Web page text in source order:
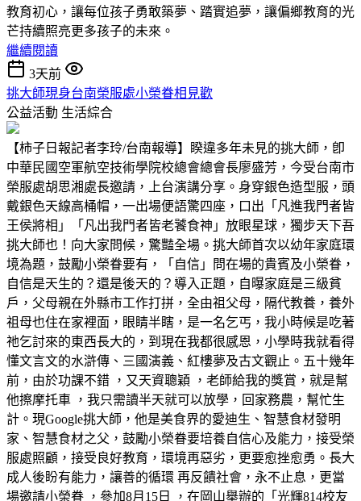
教育初心，讓每位孩子勇敢築夢、踏實追夢，讓偏鄉教育的光
芒持續照亮更多孩子的未來。
繼續閱讀
3天前
挑大師現身台南榮服處小榮眷相見歡
公益活動 生活綜合
【柿子日報記者李玲/台南報導】睽違多年未見的挑大師，卽
中華民國空軍航空技術學院校總會總會長廖盛芳，今受台南市
榮服處胡思湘處長邀請，上台演講分享。身穿銀色造型服，頭
戴銀色天線高桶帽，一出場便語驚四座，口出「凡進我門者皆
王侯將相」「凡出我門者皆老饕食神」放眼星球，獨步天下吾
挑大師也！向大家問候，驚豔全場。挑大師首次以幼年家庭環
境為題，鼓勵小榮眷要有，「自信」問在場的貴賓及小榮眷，
自信是天生的？還是後天的？導入正題，自曝家庭是三級貧
戶，父母親在外縣市工作打拼，全由祖父母，隔代教養，養外
祖母也住在家裡面，眼睛半瞎，是一名乞丐，我小時候是吃著
祂乞討來的東西長大的，到現在我都很感恩，小學時我就看得
懂文言文的水滸傳、三國演義、紅樓夢及古文觀止。五十幾年
前，由於功課不錯 ，又天資聰穎 ，老師給我的獎賞，就是幫
他擦摩托車 ，我只需讀半天就可以放學，回家務農，幫忙生
計。現Google挑大師，他是美食界的愛迪生、智慧食材發明
家、智慧食材之父，鼓勵小榮眷要培養自信心及能力，接受榮
服處照顧，接受良好教育，環境再惡劣，更要愈挫愈勇。長大
成人後盼有能力，讓善的循環 再反饋社會，永不止息，更當
場邀請小榮眷 ，參加8月15日 ，在岡山舉辦的「光輝814校友